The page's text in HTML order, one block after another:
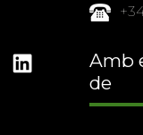
Amb
de